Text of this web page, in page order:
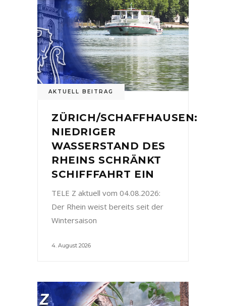
AKTUELL BEITRAG
ZÜRICH/SCHAFFHAUSEN:
NIEDRIGER
WASSERSTAND DES
RHEINS SCHRÄNKT
SCHIFFFAHRT EIN
TELE Z aktuell vom 04.08.2026:
Der Rhein weist bereits seit der
Wintersaison
4. August 2026